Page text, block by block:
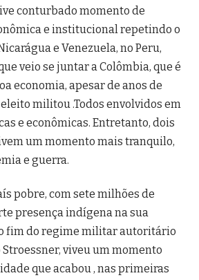
conturbado momento de
e institucional repetindo o
e Venezuela, no Peru,
veio se juntar a Colômbia, que é
economia, apesar de anos de
militou .Todos envolvidos em
e econômicas. Entretanto, dois
um momento mais tranquilo,
e guerra.
pobre, com sete milhões de
presença indígena na sua
fim do regime militar autoritário
viveu um momento
que acabou , nas primeiras